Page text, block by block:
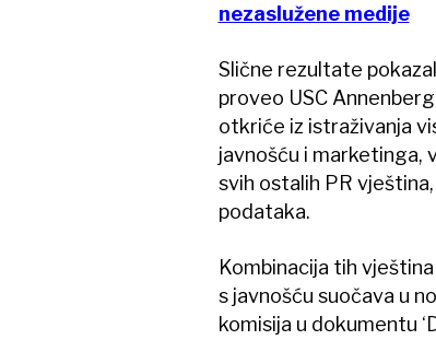
nezaslužene medije
Slične rezultate
proveo USC
otkriće iz istraživanja
javnošću i marketinga,
svih ostalih PR
podataka.
Kombinacija tih
s javnošću suočava u
komisija u dokumentu